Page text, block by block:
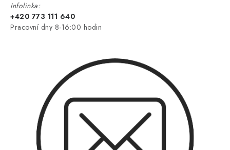
Infolinka:
+420 773 111 640
Pracovní dny 8-16:00 hodin